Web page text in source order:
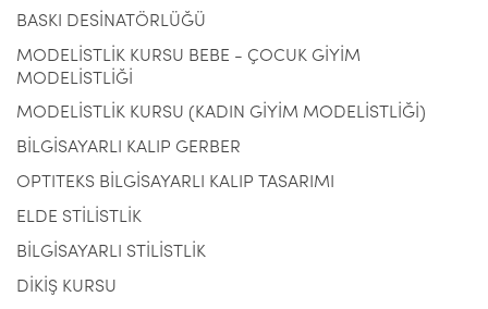
BASKI DESİNATÖRLÜĞÜ
MODELİSTLİK KURSU BEBE - ÇOCUK GİYİM
MODELİSTLİĞİ
MODELİSTLİK KURSU (KADIN GİYİM MODELİSTLİĞİ)
BİLGİSAYARLI KALIP GERBER
OPTITEKS BİLGİSAYARLI KALIP TASARIMI
ELDE STİLİSTLİK
BİLGİSAYARLI STİLİSTLİK
DİKİŞ KURSU